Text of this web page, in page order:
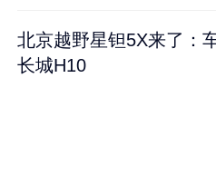
北京越野星钽5X来了：
长城H10